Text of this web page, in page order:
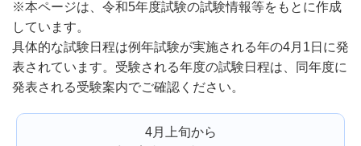
※本ページは、令和5年度試験の試験情報等をもとに作成
しています。
具体的な試験日程は例年試験が実施される年の4月1日に発
表されています。受験される年度の試験日程は、同年度に
発表される受験案内でご確認ください。
4月上旬から